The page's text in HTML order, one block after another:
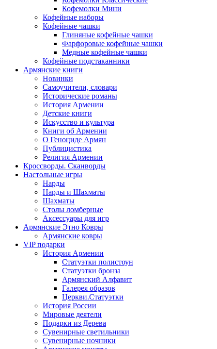
Кофемолки Мини
Кофейные наборы
Кофейные чашки
Глиняные кофейные чашки
Фарфоровые кофейные чашки
Медные кофейные чашки
Кофейные подстаканники
Армянские книги
Новинки
Самоучители, словари
Исторические романы
История Армении
Детские книги
Иcкусство и культура
Книги об Армении
О Геноциде Армян
Публицистика
Религия Армении
Кроссворды. Сканворды
Настольные игры
Нарды
Нарды и Шахматы
Шахматы
Столы ломберные
Аксессуары для игр
Армянские Этно Ковры
Армянские ковры
VIP подарки
История Армении
Статуэтки полистоун
Статуэтки бронза
Армянский Алфавит
Галерея образов
Церкви.Статуэтки
История России
Мировые деятели
Подарки из Дерева
Сувенирные светильники
Сувенирные ночники